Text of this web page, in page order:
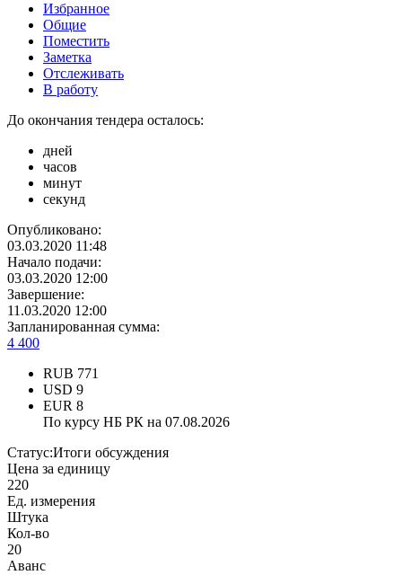
Избранное
Общие
Поместить
Заметка
Отслеживать
В работу
До окончания тендера осталось:
дней
часов
минут
секунд
Опубликовано:
03.03.2020 11:48
Начало подачи:
03.03.2020 12:00
Завершение:
11.03.2020 12:00
Запланированная сумма:
4 400
RUB 771
USD 9
EUR 8
По курсу НБ РК на 07.08.2026
Статус:Итоги обсуждения
Цена за единицу
220
Ед. измерения
Штука
Кол-во
20
Аванс